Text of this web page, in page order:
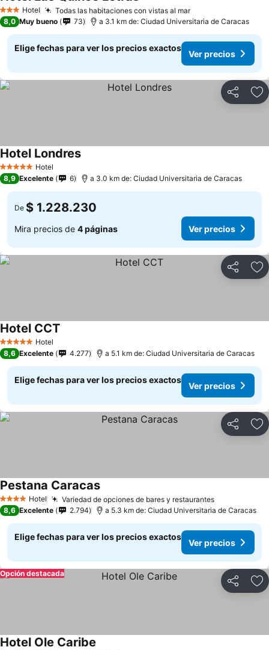
3 Estrellas
Hotel Todas las habitaciones con vistas al mar
8,0 Muy bueno 73 a 3.1 km de: Ciudad Universitaria de Caracas
Elige fechas para ver los precios exactos
Ver precios
Compartir
5 Estrellas Hotel
Hotel Londres
8,9 Excelente 6 a 3.0 km de: Ciudad Universitaria de Caracas
De $ 1.228.230
Mira precios de 4 páginas Ver precios
Compartir
5 Estrellas Hotel
Hotel CCT
8,6 Excelente 4.277 a 5.1 km de: Ciudad Universitaria de Caracas
Elige fechas para ver los precios exactos
Ver precios
Compartir
4 EstrellasHotel Variedad de opciones de bares y restaurantes
Pestana Caracas
8,6 Excelente 2.794 a 5.3 km de: Ciudad Universitaria de Caracas
Elige fechas para ver los precios exactos
Ver precios
Compartir
Opción destacada
Hotel Ole Caribe